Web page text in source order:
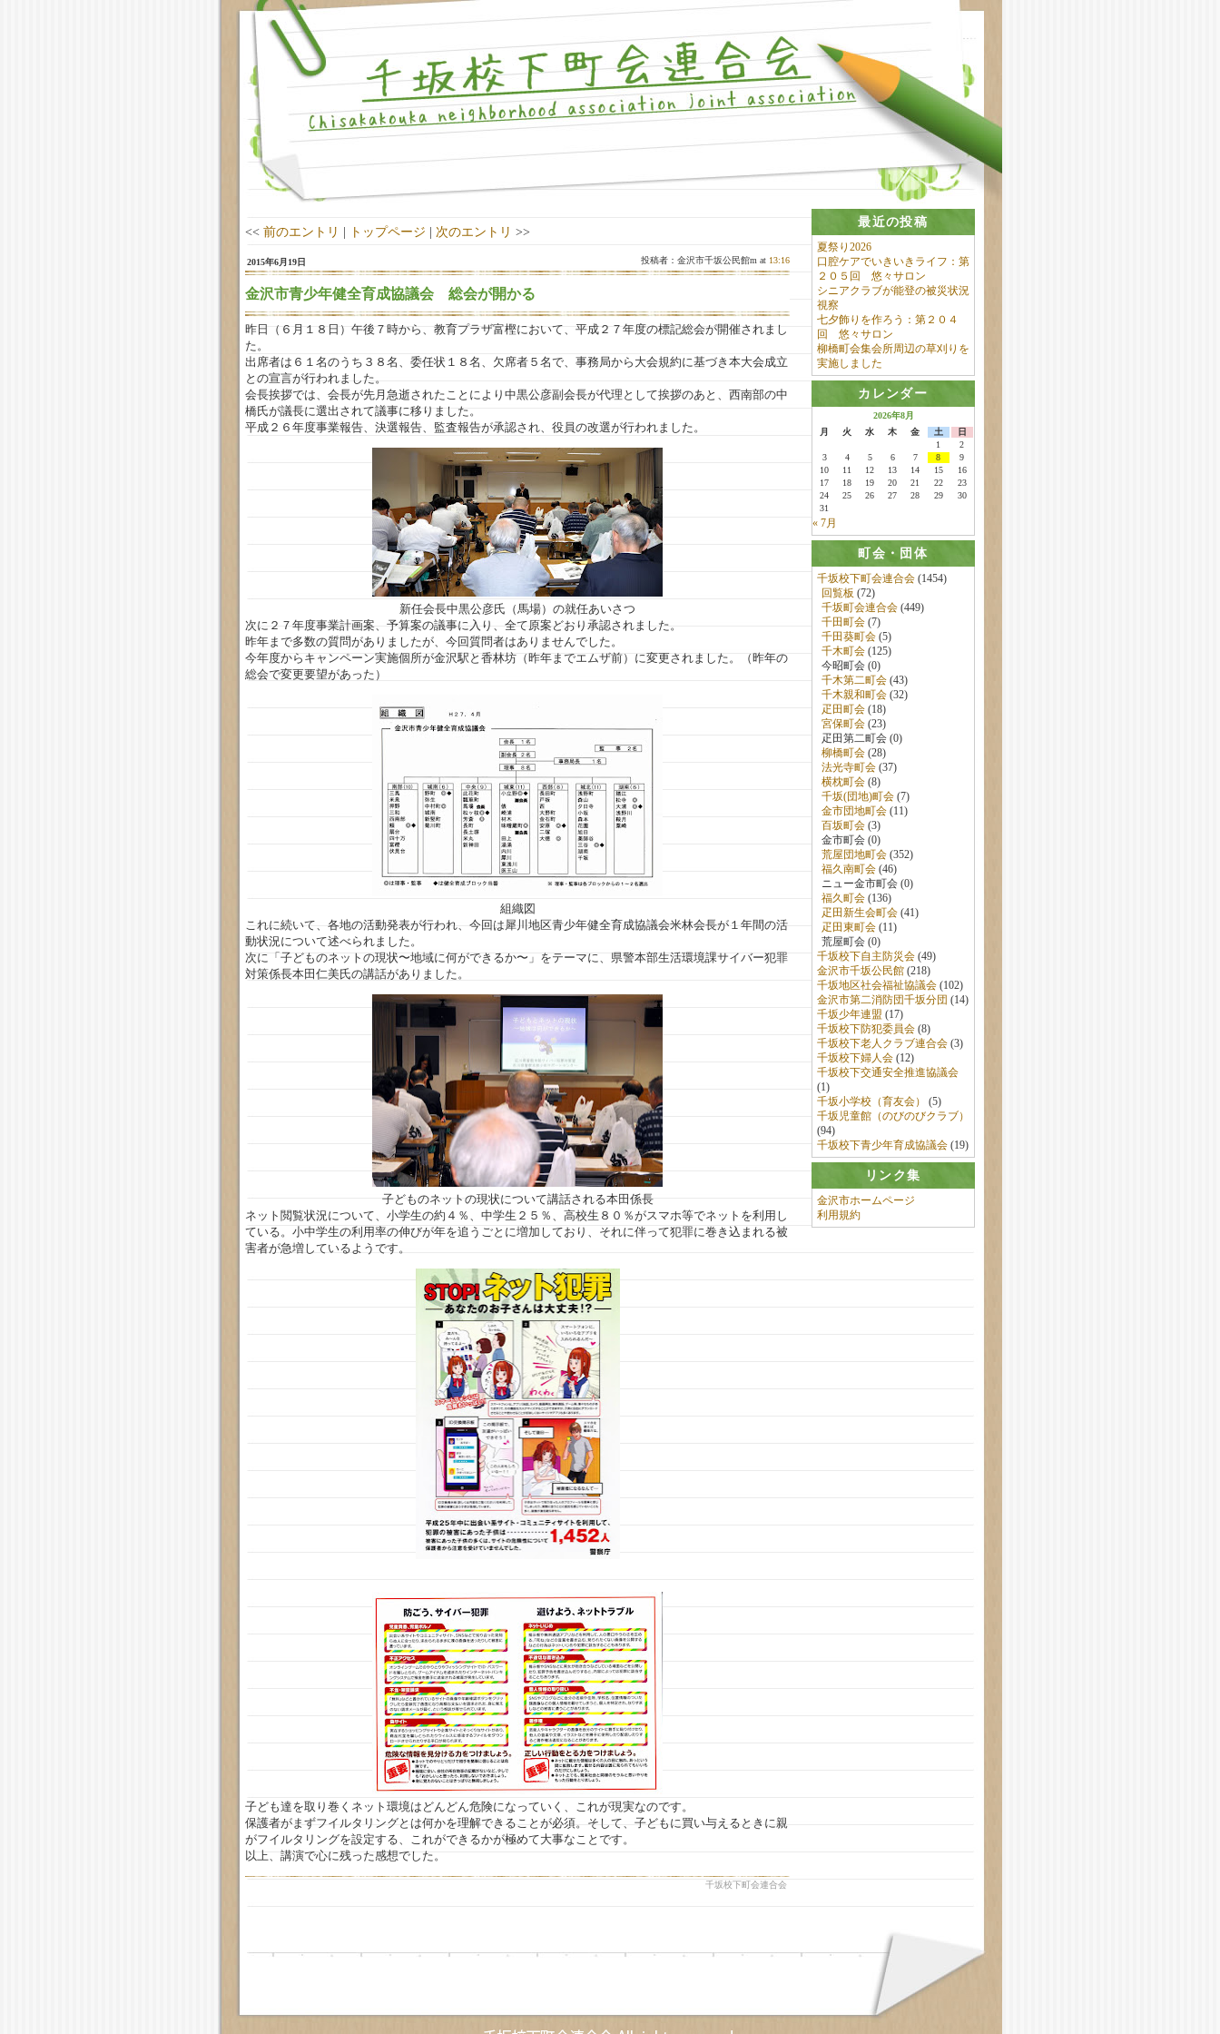
最近の投稿
夏祭り2026
口腔ケアでいきいきライフ：第
２０５回 悠々サロン
シニアクラブが能登の被災状況
視察
七夕飾りを作ろう：第２０４
回 悠々サロン
柳橋町会集会所周辺の草刈りを
実施しました
カレンダー
2026年8月
月
火 水 木 金 土
日
1
2
3
4 5 6 7 8
9
10
11 12 13 14 15
16
17
18 19 20 21 22
23
24
25 26 27 28 29
30
31
« 7月
町会・団体
千坂校下町会連合会(1454)
回覧板 (72)
千坂町会連合会(449)
千田町会(7)
千田葵町会(5)
千木町会(125)
今昭町会 (0)
千木第二町会(43)
千木親和町会(32)
疋田町会(18)
宮保町会(23)
疋田第二町会 (0)
柳橋町会(28)
法光寺町会(37)
横枕町会(8)
千坂(団地)町会(7)
金市団地町会(11)
百坂町会(3)
金市町会 (0)
荒屋団地町会(352)
福久南町会(46)
ニュー金市町会 (0)
福久町会(136)
疋田新生会町会(41)
疋田東町会(11)
荒屋町会 (0)
千坂校下自主防災会(49)
金沢市千坂公民館(218)
千坂地区社会福祉協議会(102)
金沢市第二消防団千坂分団 (14)
千坂少年連盟 (17)
千坂校下防犯委員会(8)
千坂校下老人クラブ連合会(3)
千坂校下婦人会(12)
千坂校下交通安全推進協議会
(1)
千坂小学校（育友会）
(5)
千坂児童館（のびのびクラブ）
(94)
千坂校下青少年育成協議会(19)
リンク集
金沢市ホームページ
利用規約
<<前のエントリ | トップページ | 次のエントリ >>
2015年6月19日 投稿者：金沢市千坂公民館m at 13:16
金沢市青少年健全育成協議会 総会が開かる
昨日（６月１８日）午後７時から、教育プラザ富樫において、平成２７年度の標記総会が開催されまし
た。
出席者は６１名のうち３８名、委任状１８名、欠席者５名で、事務局から大会規約に基づき本大会成立
との宣言が行われました。
会長挨拶では、会長が先月急逝されたことにより中黒公彦副会長が代理として挨拶のあと、西南部の中
橋氏が議長に選出されて議事に移りました。
平成２６年度事業報告、決選報告、監査報告が承認され、役員の改選が行われました。
新任会長中黒公彦氏（馬場）の就任あいさつ
次に２７年度事業計画案、予算案の議事に入り、全て原案どおり承認されました。
昨年まで多数の質問がありましたが、今回質問者はありませんでした。
今年度からキャンペーン実施個所が金沢駅と香林坊（昨年までエムザ前）に変更されました。（昨年の
総会で変更要望があった）
組織図
これに続いて、各地の活動発表が行われ、今回は犀川地区青少年健全育成協議会米林会長が１年間の活
動状況について述べられました。
次に「子どものネットの現状〜地域に何ができるか〜」をテーマに、県警本部生活環境課サイバー犯罪
対策係長本田仁美氏の講話がありました。
子どものネットの現状について講話される本田係長
ネット閲覧状況について、小学生の約４％、中学生２５％、高校生８０％がスマホ等でネットを利用し
ている。小中学生の利用率の伸びが年を追うごとに増加しており、それに伴って犯罪に巻き込まれる被
害者が急増しているようです。
子ども達を取り巻くネット環境はどんどん危険になっていく、これが現実なのです。
保護者がまずフイルタリングとは何かを理解できることが必須。そして、子どもに買い与えるときに親
がフイルタリングを設定する、これができるかが極めて大事なことです。
以上、講演で心に残った感想でした。
千坂校下町会連合会